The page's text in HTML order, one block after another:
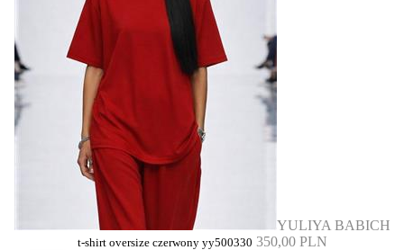
YULIYA BABICH
t-shirt oversize czerwony yy500330 350,00 PLN